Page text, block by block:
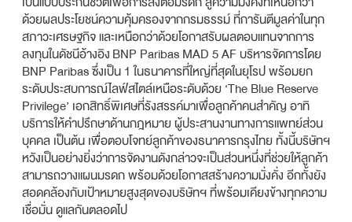
ด้วยผลประโยชน์ความคุ้มครองจากกรมธรรม์ ที่การันตีมูลค่าในทุก
สภาวะเศรษฐกิจ และเหนือกว่าด้วยโอกาสรับผลตอบแทนจากการ
ลงทุนในดัชนีอ้างอิง BNP Paribas MAD 5 AF บริหารจัดการโดย
BNP Paribas ซึ่งเป็น 1 ในธนาคารที่ใหญ่ที่สุดในยุโรป พร้อมยก
ระดับประสบการณ์ไลฟ์สไตล์เหนือระดับด้วย ‘The Blue Reserve
Privilege’ เอกสิทธิ์พิเศษที่รังสรรค์มาเพื่อลูกค้าคนสำคัญ อาทิ
บริการให้คำปรึกษาด้านกฎหมาย ผู้ประสานงานทางการแพทย์ส่วน
บุคคล เป็นต้น เพื่อตอบโจทย์ลูกค้าของธนาคารกรุงไทย ทั้งนี้บริษัทฯ
หวังเป็นอย่างยิ่งว่าการจัดงานดังกล่าวจะเป็นส่วนหนึ่งที่ช่วยให้ลูกค้า
สามารถวางแผนมรดก พร้อมด้วยโอกาสสร้างความมั่งคั่ง อีกทั้งยัง
สอดคล้องกับเป้าหมายสูงสุดของบริษัทฯ ที่พร้อมเคียงข้างทุกความ
เชื่อมั่น ดูแลกันตลอดไป